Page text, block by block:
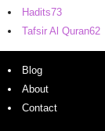
Hadits73
Tafsir Al Quran62
Blog
About
Contact